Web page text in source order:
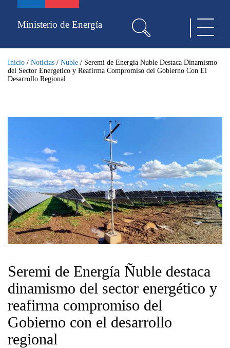
contenidoMinisterio de Energía
Inicio / Noticias / Nuble / Seremi de Energia Nuble Destaca Dinamismo
del Sector Energetico y Reafirma Compromiso del Gobierno Con El
Desarrollo Regional
Seremi de Energía Ñuble destaca
dinamismo del sector energético y
reafirma compromiso del
Gobierno con el desarrollo
regional